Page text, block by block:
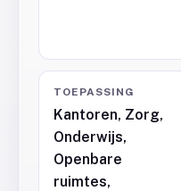
TOEPASSING
Kantoren, Zorg,
Onderwijs,
Openbare
ruimtes,